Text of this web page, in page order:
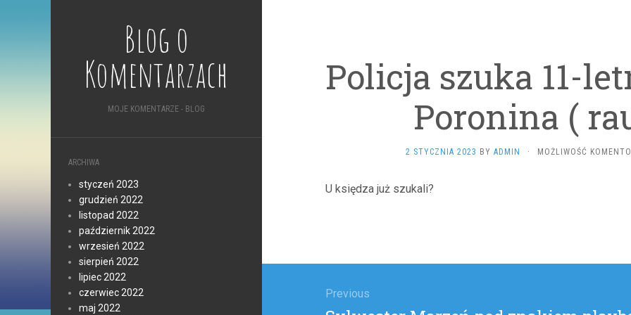
Blog o
Komentarzach
MOJE KOMENTARZE - BLOG
ARCHIWA
styczeń 2023
grudzień 2022
listopad 2022
październik 2022
wrzesień 2022
sierpień 2022
lipiec 2022
czerwiec 2022
maj 2022
Policja szuka 11-
Poronina (
2 STYCZNIA 2023 BY ADMIN · MOŻLIWOŚĆ
U księdza już szukali?
Previous
Previous